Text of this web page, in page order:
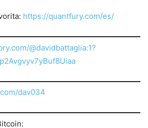
https://quantfury.com/es/
@davidbattaglia:1?
dav034